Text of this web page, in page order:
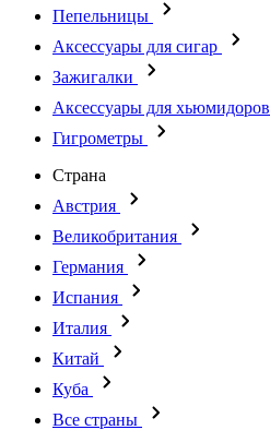
Пепельницы
Аксессуары для сигар
Зажигалки
Аксессуары для хьюмидоров
Гигрометры
Страна
Австрия
Великобритания
Германия
Испания
Италия
Китай
Куба
Все страны